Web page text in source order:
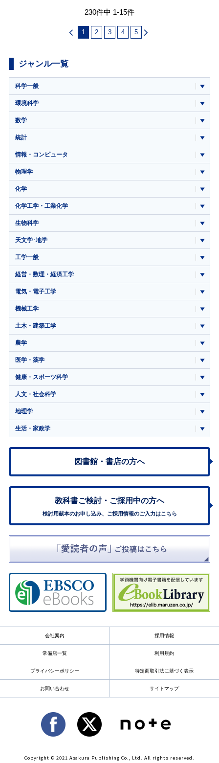
230件中 1-15件
1 2 3 4 5
ジャンル一覧
科学一般
環境科学
数学
統計
情報・コンピュータ
物理学
化学
化学工学・工業化学
生物科学
天文学･地学
工学一般
経営・数理・経済工学
電気・電子工学
機械工学
土木・建築工学
農学
医学・薬学
健康・スポーツ科学
人文・社会科学
地理学
生活・家政学
図書館・書店の方へ
教科書ご検討・ ご採用中の方へ
検討用献本のお申し込み、ご採用情報のご入力はこちら
会社案内 採用情報
常備店一覧 利用規約
プライバシーポリシー 特定商取引法に基づく表示
お問い合わせ サイトマップ
Copyright © 2021 Asakura Publishing Co., Ltd. All rights reserved.